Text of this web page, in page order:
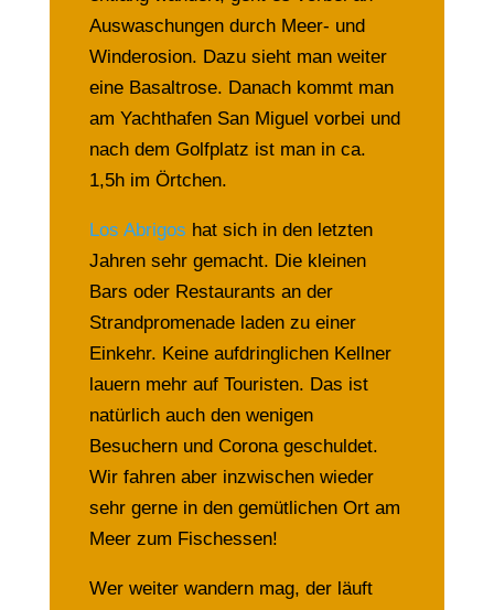
Auswaschungen durch Meer- und
Winderosion. Dazu sieht man weiter
eine Basaltrose. Danach kommt man
am Yachthafen San Miguel vorbei und
nach dem Golfplatz ist man in ca.
1,5h im Örtchen.
Los Abrigos hat sich in den letzten
Jahren sehr gemacht. Die kleinen
Bars oder Restaurants an der
Strandpromenade laden zu einer
Einkehr. Keine aufdringlichen Kellner
lauern mehr auf Touristen. Das ist
natürlich auch den wenigen
Besuchern und Corona geschuldet.
Wir fahren aber inzwischen wieder
sehr gerne in den gemütlichen Ort am
Meer zum Fischessen!
Wer weiter wandern mag, der läuft